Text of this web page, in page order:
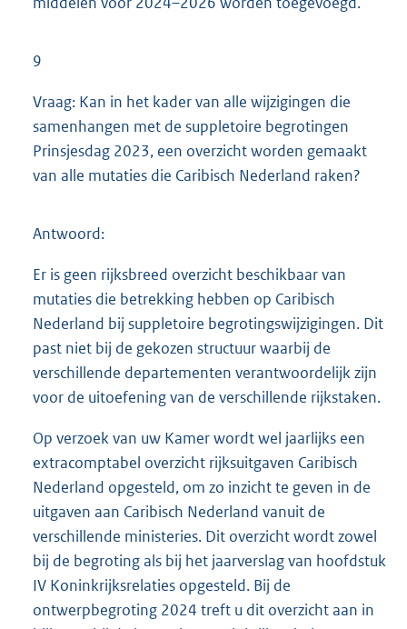
9
Vraag: Kan in het kader van alle wijzigingen die
samenhangen met de suppletoire begrotingen
Prinsjesdag 2023, een overzicht worden gemaakt
van alle mutaties die Caribisch Nederland raken?
Antwoord:
Er is geen rijksbreed overzicht beschikbaar van
mutaties die betrekking hebben op Caribisch
Nederland bij suppletoire begrotingswijzigingen. Dit
past niet bij de gekozen structuur waarbij de
verschillende departementen verantwoordelijk zijn
voor de uitoefening van de verschillende rijkstaken.
Op verzoek van uw Kamer wordt wel jaarlijks een
extracomptabel overzicht rijksuitgaven Caribisch
Nederland opgesteld, om zo inzicht te geven in de
uitgaven aan Caribisch Nederland vanuit de
verschillende ministeries. Dit overzicht wordt zowel
bij de begroting als bij het jaarverslag van hoofdstuk
IV Koninkrijksrelaties opgesteld. Bij de
ontwerpbegroting 2024 treft u dit overzicht aan in